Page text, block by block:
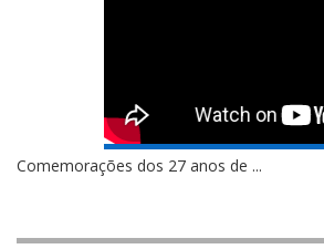
Comemorações dos 27 anos de ...